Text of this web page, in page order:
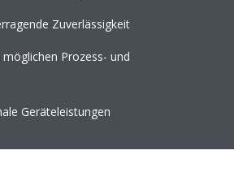
Zuverlässigkeit
Prozess- und
Geräteleistungen